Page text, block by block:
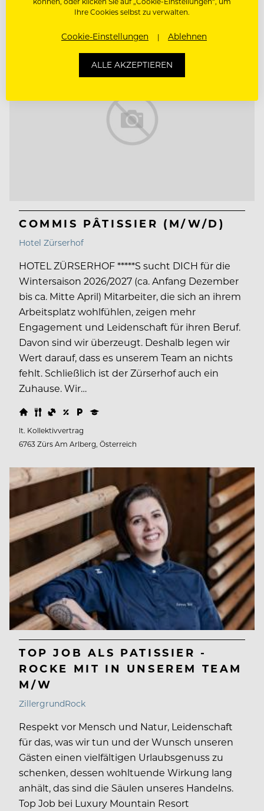
5230 Sandweiler, Luxemburg
COMMIS PÂTISSIER (M/W/D)
Hotel Zürserhof
HOTEL ZÜRSERHOF *****S sucht DICH für die
Wintersaison 2026/2027 (ca. Anfang Dezember
bis ca. Mitte April) Mitarbeiter, die sich an ihrem
Arbeitsplatz wohlfühlen, zeigen mehr
Engagement und Leidenschaft für ihren Beruf.
Davon sind wir überzeugt. Deshalb legen wir
Wert darauf, dass es unserem Team an nichts
fehlt. Schließlich ist der Zürserhof auch ein
Zuhause. Wir…
lt. Kollektivvertrag
6763 Zürs Am Arlberg, Österreich
TOP JOB ALS PATISSIER -
ROCKE MIT IN UNSEREM TEAM
M/W
ZillergrundRock
Respekt vor Mensch und Natur, Leidenschaft
für das, was wir tun und der Wunsch unseren
Gästen einen vielfältigen Urlaubsgenuss zu
schenken, dessen wohltuende Wirkung lang
anhält, das sind die Säulen unseres Handelns.
Top Job bei Luxury Mountain Resort
Ihre Cookies selbst zu verwalten.
Cookie-Einstellungen Ablehnen
ALLE AKZEPTIEREN